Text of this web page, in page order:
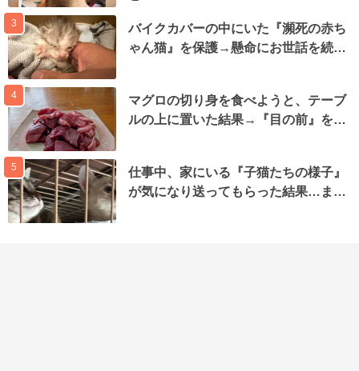
3
バイクカバーの中にいた『瀕死の赤ち
ゃん猫』を保護→懸命にお世話を続…
4
マグロの切り身を食べようと、テーブ
ルの上に置いた結果→『目の前』を…
5
仕事中、家にいる『子猫たちの様子』
が気になり送ってもらった結果…ま…